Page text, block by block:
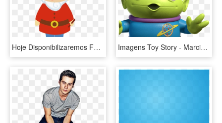
Hoje Disponibilizaremos Fundos E Imagens Para Papelaria - Anoes Branca De Neve Png, Transparent Png Imagens Toy Story - Marcianitos De Toy Story, HD Png Download